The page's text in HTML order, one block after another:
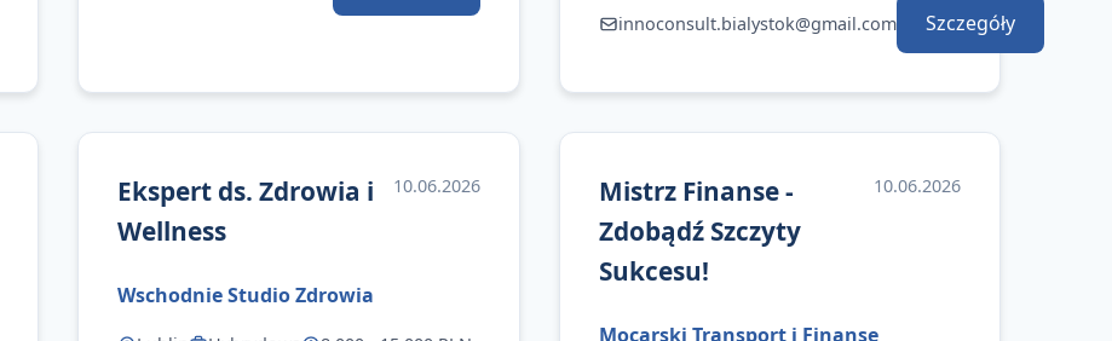
innoconsult.bialystok@gmail.com Szczegóły
Ekspert ds. Zdrowia i
Wellness
10.06.2026
Wschodnie Studio Zdrowia
Mistrz Finanse -
Zdobądź Szczyty
Sukcesu!
10.06.2026
Mocarski Transport i Finanse